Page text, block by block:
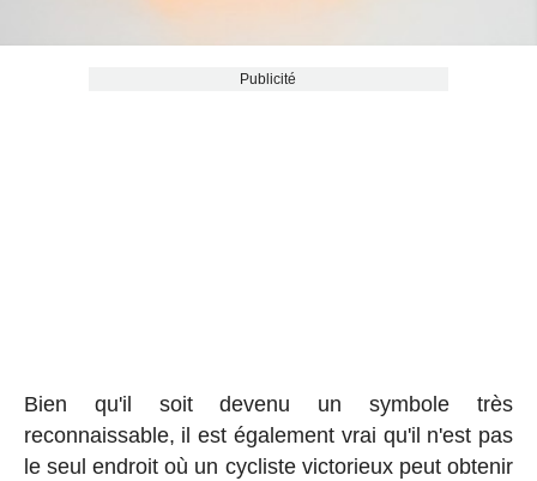
Publicité
Bien qu'il soit devenu un symbole très
reconnaissable, il est également vrai qu'il n'est pas
le seul endroit où un cycliste victorieux peut obtenir